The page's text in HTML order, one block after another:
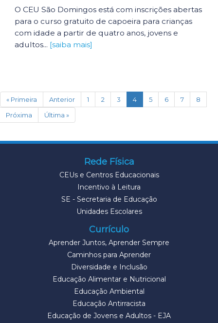
O CEU São Domingos está com inscrições abertas
para o curso gratuito de capoeira para crianças
com idade a partir de quatro anos, jovens e
adultos... [saiba mais]
« Primeira Anterior 1 2 3 4(current)
5 6 7
8
Próxima
Última »
Rede Física
CEUs e Centros Educacionais
Incentivo à Leitura
SE - Secretaria de Educação
Unidades Escolares
Currículo
Aprender Juntos, Aprender Sempre
Caminhos para Aprender
Diversidade e Inclusão
Educação Alimentar e Nutricional
Educação Ambiental
Educação Antirracista
Educação de Jovens e Adultos - EJA